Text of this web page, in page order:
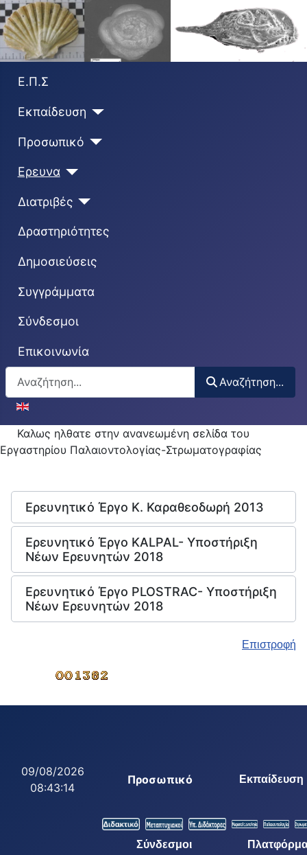
Ε.Π.Σ
Εκπαίδευση
Προσωπικό
Ερευνα
Διατριβές
Δραστηριότητες
Δημοσιεύσεις
Συγγράμματα
Σύνδεσμοι
Επικοινωνία
Αναζήτηση...
Αναζήτηση...
Επιλέξτε τη γλώσσα σας
Καλως ηλθατε στην ανανεωμένη σελίδα του
Εργαστηρίου Παλαιοντολογίας-Στρωματογραφίας
Ερευνητικό Έργο Κ. Καραθεοδωρή 2013
Ερευνητικό Έργο KALPAL- Υποστήριξη
Νέων Ερευνητών 2018
Ερευνητικό Έργο PLOSTRAC- Υποστήριξη
Νέων Ερευνητών 2018
Επιστροφή
09/08/2026
08:43:14
Προσωπικό Εκπαίδευση
Σύνδεσμοι